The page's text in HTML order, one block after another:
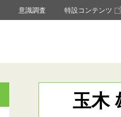
意識調査 特設コンテンツ
玉木